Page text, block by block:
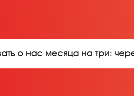
о нас месяца на три: